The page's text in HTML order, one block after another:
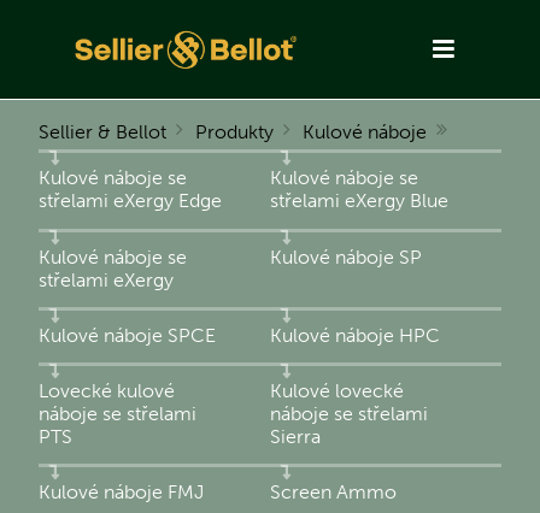
Sellier & Bellot Produkty Kulové náboje
Kulové náboje se
střelami eXergy Edge
Kulové náboje se
střelami eXergy Blue
Kulové náboje se
střelami eXergy
Kulové náboje SP
Kulové náboje SPCE Kulové náboje HPC
Lovecké kulové
náboje se střelami
PTS
Kulové lovecké
náboje se střelami
Sierra
Kulové náboje FMJ Screen Ammo